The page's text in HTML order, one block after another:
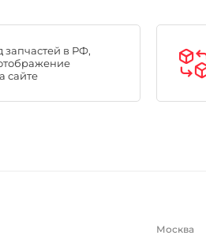
запчастей в РФ,
сайте
Москва